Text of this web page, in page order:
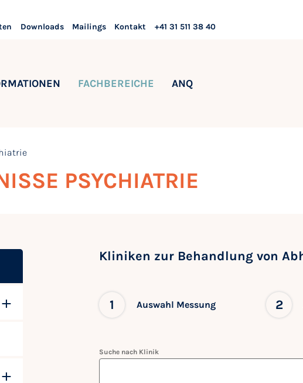
Downloads Mailings Kontakt +41 31 511 38 40
FACHBEREICHE ANQ
PSYCHIATRIE
Kliniken zur Behandlung von
1 Auswahl Messung 2
Suche nach Klinik